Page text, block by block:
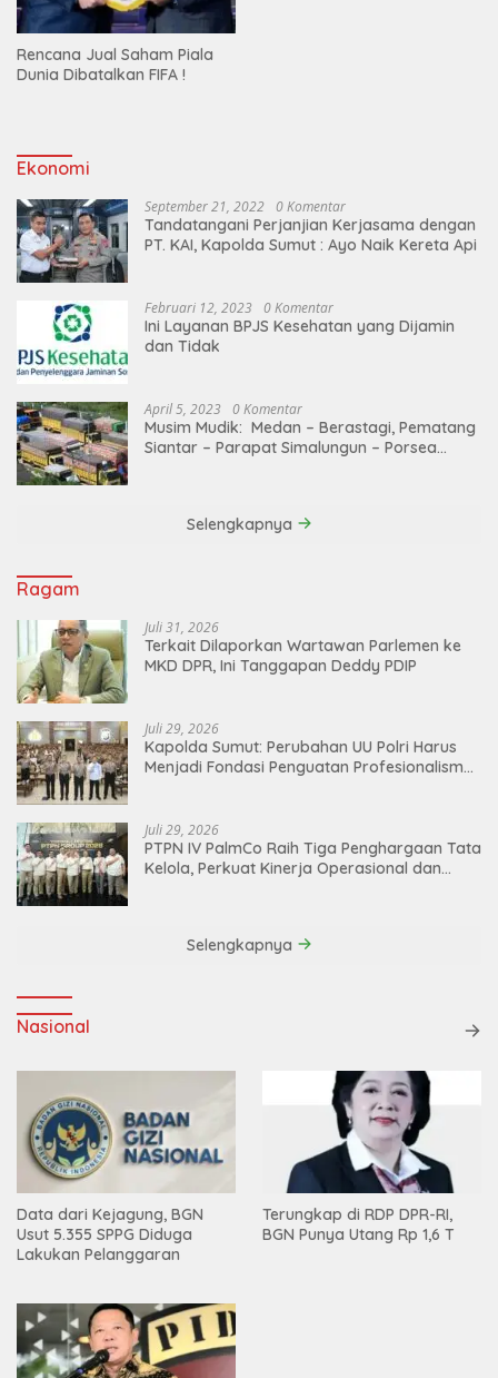
Rencana Jual Saham Piala
Dunia Dibatalkan FIFA !
Ekonomi
September 21, 2022 0 Komentar
Tandatangani Perjanjian Kerjasama dengan
PT. KAI, Kapolda Sumut : Ayo Naik Kereta Api
Februari 12, 2023 0 Komentar
Ini Layanan BPJS Kesehatan yang Dijamin
dan Tidak
April 5, 2023 0 Komentar
Musim Mudik: Medan – Berastagi, Pematang
Siantar – Parapat Simalungun – Porsea
Selengkapnya
Ragam
Juli 31, 2026
Terkait Dilaporkan Wartawan Parlemen ke
MKD DPR, Ini Tanggapan Deddy PDIP
Juli 29, 2026
Kapolda Sumut: Perubahan UU Polri Harus
Menjadi Fondasi Penguatan Profesionalisme
Juli 29, 2026
PTPN IV PalmCo Raih Tiga Penghargaan Tata
Kelola, Perkuat Kinerja Operasional dan
Selengkapnya
Nasional
Data dari Kejagung, BGN
Usut 5.355 SPPG Diduga
Lakukan Pelanggaran
Terungkap di RDP DPR-RI,
BGN Punya Utang Rp 1,6 T